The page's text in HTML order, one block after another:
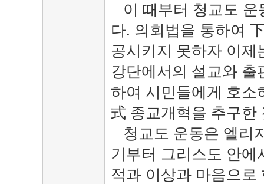
이 때부터 청교도 운
다. 의회법을 통하여
공시키지 못하자 이제
강단에서의 설교와 출
하여 시민들에게 호소
式 종교개혁을 추구한
청교도 운동은 엘리
기부터 그리스도 안에
적과 이상과 마음으로